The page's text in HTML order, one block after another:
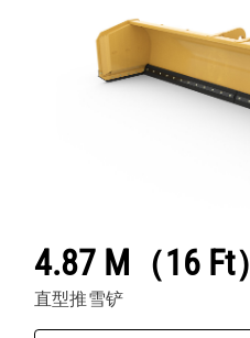
4.87 M（16 Ft）
直型推雪铲